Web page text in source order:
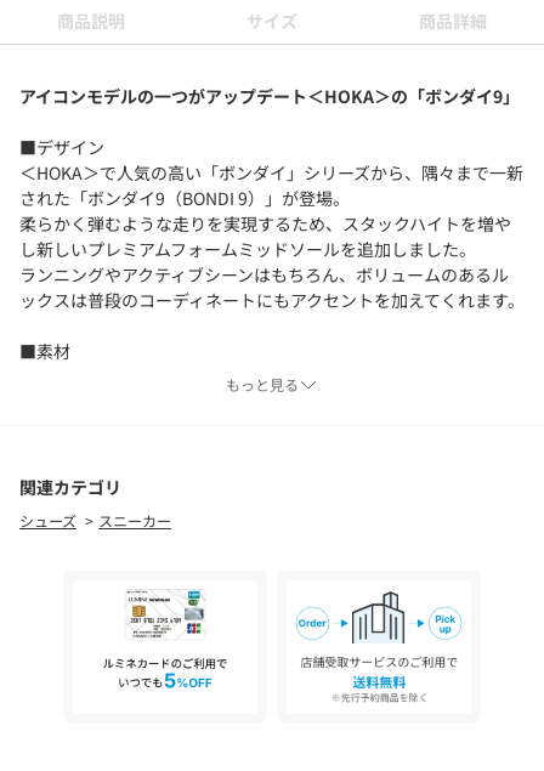
商品説明 サイズ 商品詳細
アイコンモデルの一つがアップデート＜HOKA＞の「ボンダイ9」
■デザイン
＜HOKA＞で人気の高い「ボンダイ」シリーズから、隅々まで一新
された「ボンダイ9（BONDI 9）」が登場。
柔らかく弾むような走りを実現するため、スタックハイトを増や
し新しいプレミアムフォームミッドソールを追加しました。
ランニングやアクティブシーンはもちろん、ボリュームのあるル
ックスは普段のコーディネートにもアクセントを加えてくれます。
■素材
アッパー：ポリエステル、ポリウレタン、熱可塑性ポリウレタン
は、これまでにないクッション性とサポート力を融合したテクノ
ロジーにより、スムーズな走りを実現させ革新性とデザイン性を
常に追求し、レースから日常までをサポートします。
※商品を使用前に、タグ等に記載されている「取り扱い上の注意
書き」、「洗濯表示」を必ずご確認ください。
※商品画像は、光の当たり具合やパソコンなどの閲覧環境によ
り、実際の色味と異なって見える場合がございます。あらかじめ
もっと見る
関連カテゴリ
シューズ スニーカー